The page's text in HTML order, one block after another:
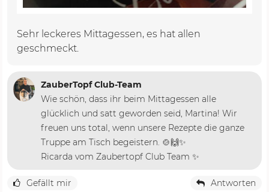
Sehr leckeres Mittagessen, es hat allen
geschmeckt.
ZauberTopf Club-Team
Wie schön, dass ihr beim Mittagessen alle
glücklich und satt geworden seid, Martina! Wir
freuen uns total, wenn unsere Rezepte die ganze
Truppe am Tisch begeistern. 🍲🙌✨
Ricarda vom Zaubertopf Club Team ✨
Gefällt mir Antworten